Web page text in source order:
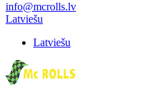
info@mcrolls.lv
Latviešu
Latviešu